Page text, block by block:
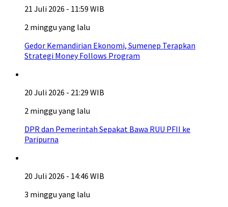
21 Juli 2026 - 11:59 WIB
2 minggu yang lalu
Gedor Kemandirian Ekonomi, Sumenep Terapkan
Strategi Money Follows Program
20 Juli 2026 - 21:29 WIB
2 minggu yang lalu
DPR dan Pemerintah Sepakat Bawa RUU PFII ke
Paripurna
20 Juli 2026 - 14:46 WIB
3 minggu yang lalu